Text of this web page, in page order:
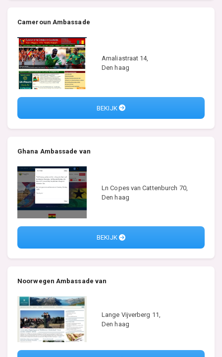
Cameroun Ambassade
Amaliastraat 14,
Den haag
BEKIJK
Ghana Ambassade van
Ln Copes van Cattenburch 70,
Den haag
BEKIJK
Noorwegen Ambassade van
Lange Vijverberg 11,
Den haag